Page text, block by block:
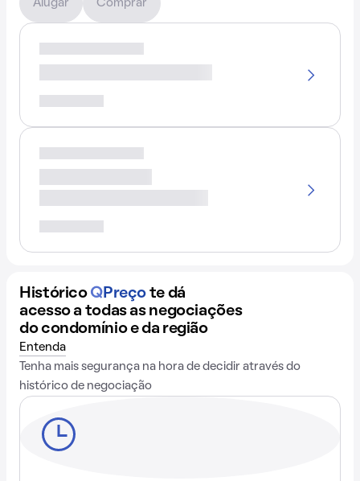
Alugar Comprar
Histórico QPreço te dá
acesso a todas as negociações
do condomínio e da região
Entenda
Tenha mais segurança na hora de decidir através do
histórico de negociação